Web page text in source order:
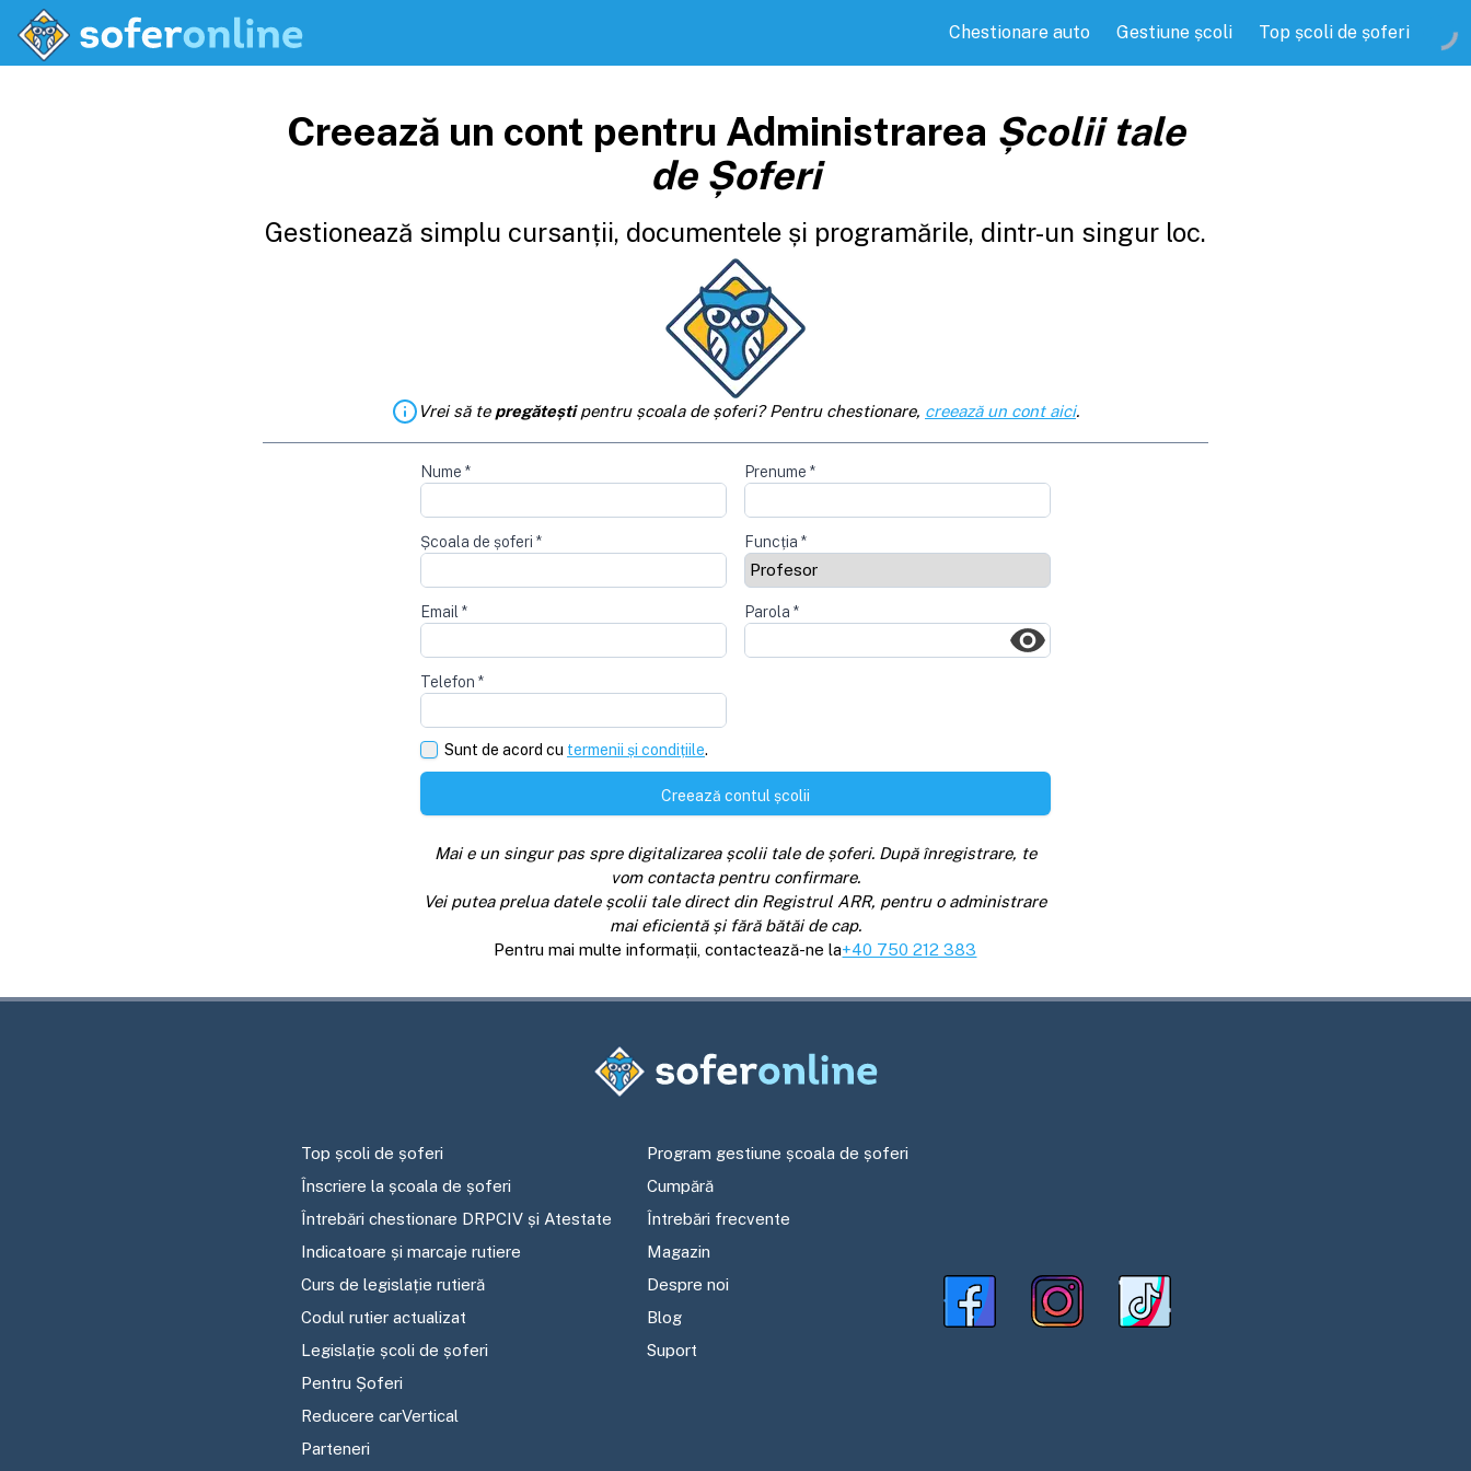
Chestionare auto Gestiune școli Top școli de șoferi
Creează un cont pentru Administrarea Școlii tale
de Șoferi
Gestionează simplu cursanții, documentele și programările, dintr-un singur loc.
Vrei să te pregăteștipentru școala de șoferi? Pentru chestionare, creează un cont aici.
Nume * Prenume *
Școala de șoferi * Funcția *
Email * Parola *
Telefon *
Sunt de acord cu termenii și condițiile.
Creează contul școlii
Mai e un singur pas spre digitalizarea școlii tale de șoferi. După înregistrare, te
vom contacta pentru confirmare.
Vei putea prelua datele școlii tale direct din Registrul ARR, pentru o administrare
mai eficientă și fără bătăi de cap.
Pentru mai multe informații, contactează-ne la+40 750 212 383
Top școli de șoferi
Înscriere la școala de șoferi
Întrebări chestionare DRPCIV și Atestate
Indicatoare și marcaje rutiere
Curs de legislație rutieră
Codul rutier actualizat
Legislație școli de șoferi
Pentru Șoferi
Reducere carVertical
Parteneri
Program gestiune școala de șoferi
Cumpără
Întrebări frecvente
Magazin
Despre noi
Blog
Suport